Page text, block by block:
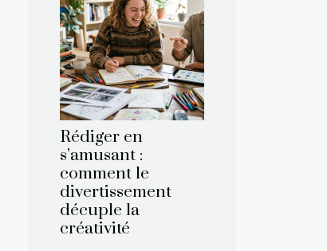
Rédiger en
s’amusant :
comment le
divertissement
décuple la
créativité